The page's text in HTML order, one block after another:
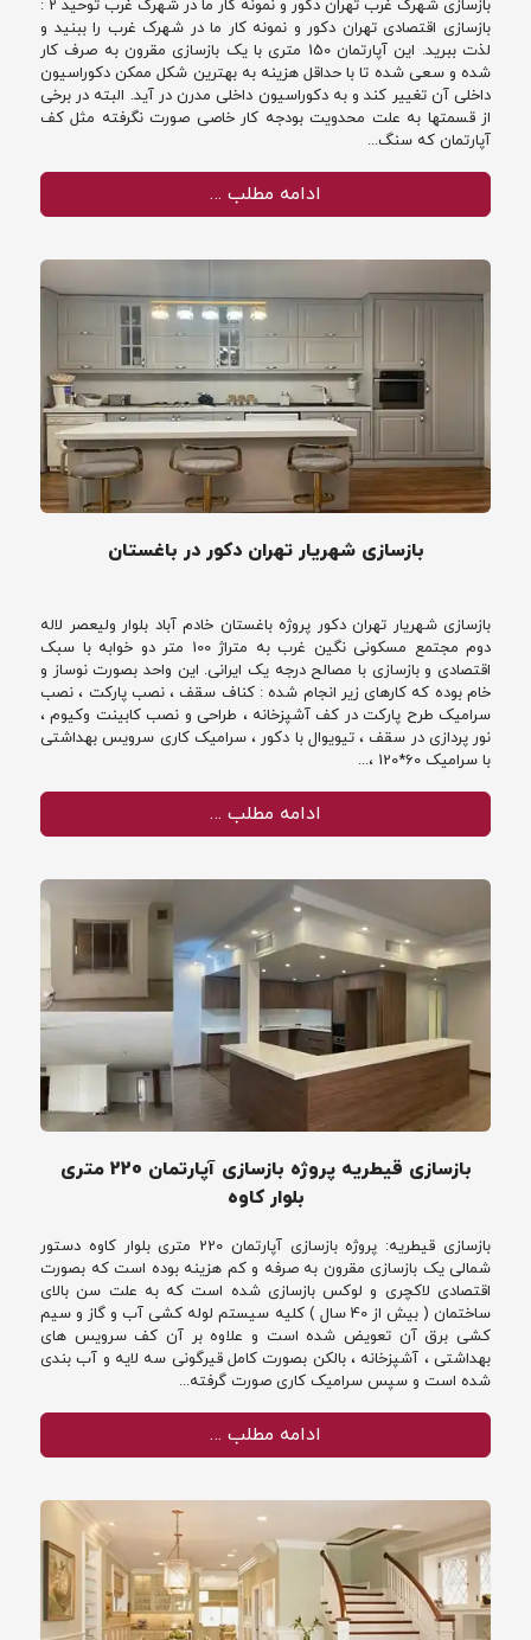
بازسازی شهرک غرب تهران دکور و نمونه کار ما در شهرک غرب توحید 2 :
بازسازی اقتصادی تهران دکور و نمونه کار ما در شهرک غرب را ببنید و
لذت ببرید. این آپارتمان 150 متری با یک بازسازی مقرون به صرف کار
شده و سعی شده تا با حداقل هزینه به بهترین شکل ممکن دکوراسیون
داخلی آن تغییر کند و به دکوراسیون داخلی مدرن در آید. البته در برخی
از قسمتها به علت محدویت بودجه کار خاصی صورت نگرفته مثل کف
آپارتمان که سنگ...
ادامه مطلب …
بازسازی شهریار تهران دکور در باغستان
بازسازی شهریار تهران دکور پروژه باغستان خادم آباد بلوار ولیعصر لاله
دوم مجتمع مسکونی نگین غرب به متراژ 100 متر دو خوابه با سبک
اقتصادی و بازسازی با مصالح درجه یک ایرانی. این واحد بصورت نوساز و
خام بوده که کارهای زیر انجام شده : کناف سقف ، نصب پارکت ، نصب
سرامیک طرح پارکت در کف آشپزخانه ، طراحی و نصب کابینت وکیوم ،
نور پردازی در سقف ، تیویوال با دکور ، سرامیک کاری سرویس بهداشتی
با سرامیک 60*120 ،...
ادامه مطلب …
بازسازی قیطریه پروژه بازسازی آپارتمان 220 متری
بلوار کاوه
بازسازی قیطریه: پروژه بازسازی آپارتمان 220 متری بلوار کاوه دستور
شمالی یک بازسازی مقرون به صرفه و کم هزینه بوده است که بصورت
اقتصادی لاکچری و لوکس بازسازی شده است که به علت سن بالای
ساختمان ( بیش از 40 سال ) کلیه سیستم لوله کشی آب و گاز و سیم
کشی برق آن تعویض شده است و علاوه بر آن کف سرویس های
بهداشتی ، آشپزخانه ، بالکن بصورت کامل قیرگونی سه لایه و آب بندی
شده است و سپس سرامیک کاری صورت گرفته...
ادامه مطلب …